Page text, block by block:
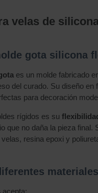
velas de
gota silicona
es un molde fabricado
del curado. Su diseño
para decoración
rígidos es su
que no daña la pieza final.
resina epoxi y
materiales
acepta: